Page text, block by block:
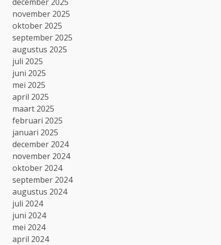
november 2025
oktober 2025
september 2025
augustus 2025
juli 2025
juni 2025
mei 2025
april 2025
maart 2025
februari 2025
januari 2025
december 2024
november 2024
oktober 2024
september 2024
augustus 2024
juli 2024
juni 2024
mei 2024
april 2024